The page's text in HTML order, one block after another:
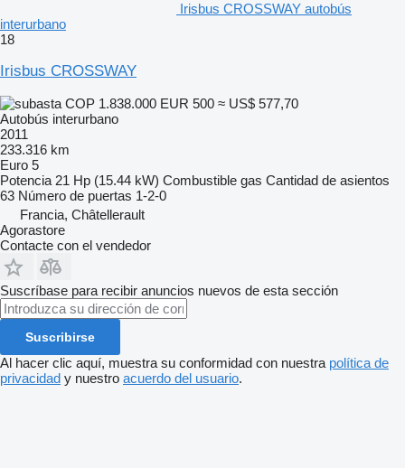
Irisbus CROSSWAY autobús
interurbano
18
Irisbus CROSSWAY
COP 1.838.000 EUR 500 ≈ US$ 577,70
Autobús interurbano
2011
233.316 km
Euro 5
Potencia 21 Hp (15.44 kW) Combustible gas Cantidad de asientos
63 Número de puertas 1-2-0
Francia, Châtellerault
Agorastore
Contacte con el vendedor
Suscríbase para recibir anuncios nuevos de esta sección
Suscribirse
Al hacer clic aquí, muestra su conformidad con nuestra política de
privacidad y nuestro acuerdo del usuario.